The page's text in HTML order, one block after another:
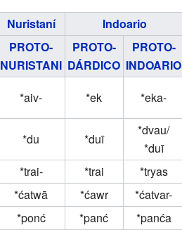
Nuristaní Indoario
PROTO-
NURISTANI
PROTO-
DÁRDICO
PROTO-
INDOARIO
*aiv- *ek *eka-
*du *duī
*dvau/
*duī
*trai- *trai *tryas
*ćatwā *ćawr *ćatvar-
*ponć *panć *panća